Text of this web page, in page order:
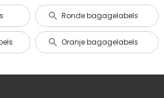
Ronde bagagelabels
Oranje bagagelabels